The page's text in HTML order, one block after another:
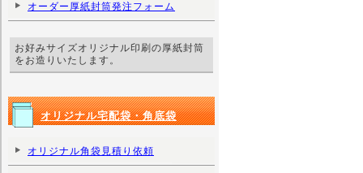
オーダー厚紙封筒発注フォーム
お好みサイズオリジナル印刷の厚紙封筒
をお造りいたします。
オリジナル宅配袋・角底袋
オリジナル角袋見積り依頼